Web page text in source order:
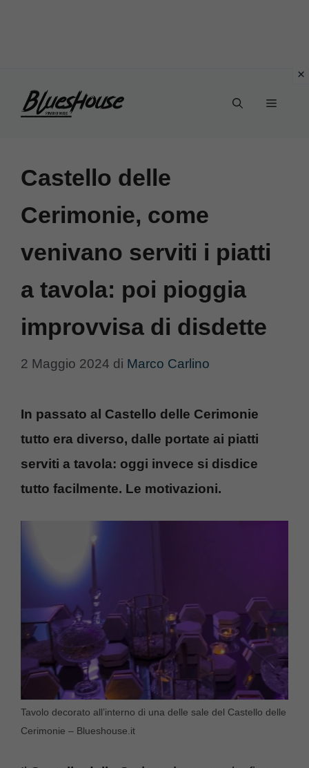
Menu
Castello delle
Cerimonie, come
venivano serviti i piatti
a tavola: poi pioggia
improvvisa di disdette
2 Maggio 2024 di Marco Carlino
In passato al Castello delle Cerimonie
tutto era diverso, dalle portate ai piatti
serviti a tavola: oggi invece si disdice
tutto facilmente. Le motivazioni.
Tavolo decorato all’interno di una delle sale del Castello delle
Cerimonie – Blueshouse.it